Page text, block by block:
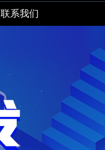
联系我们